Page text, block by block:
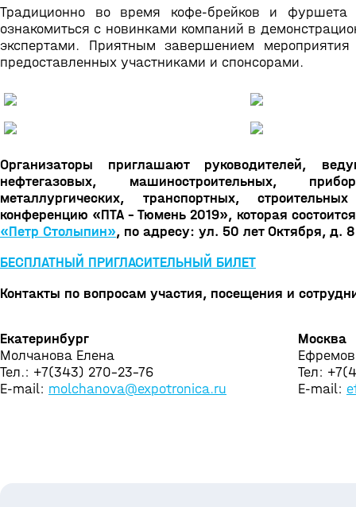
Традиционно во время кофе-брейков и фуршета
ознакомиться с новинками компаний в
экспертами. Приятным завершением
предоставленных участниками и спонсорами.
Организаторы приглашают руководителей,
нефтегазовых, машиностроительных,
металлургических, транспортных,
конференцию «ПТА - Тюмень 2019», которая
«Петр Столыпин», по адресу: ул. 50 лет Октября, д.
БЕСПЛАТНЫЙ ПРИГЛАСИТЕЛЬНЫЙ БИЛЕТ
Контакты по вопросам участия, посещения и
Екатеринбург
Молчанова Елена
Тел.: +7(343) 270-23-76
E-mail: molchanova@expotronica.ru
Москва
Тел:
E-mail: